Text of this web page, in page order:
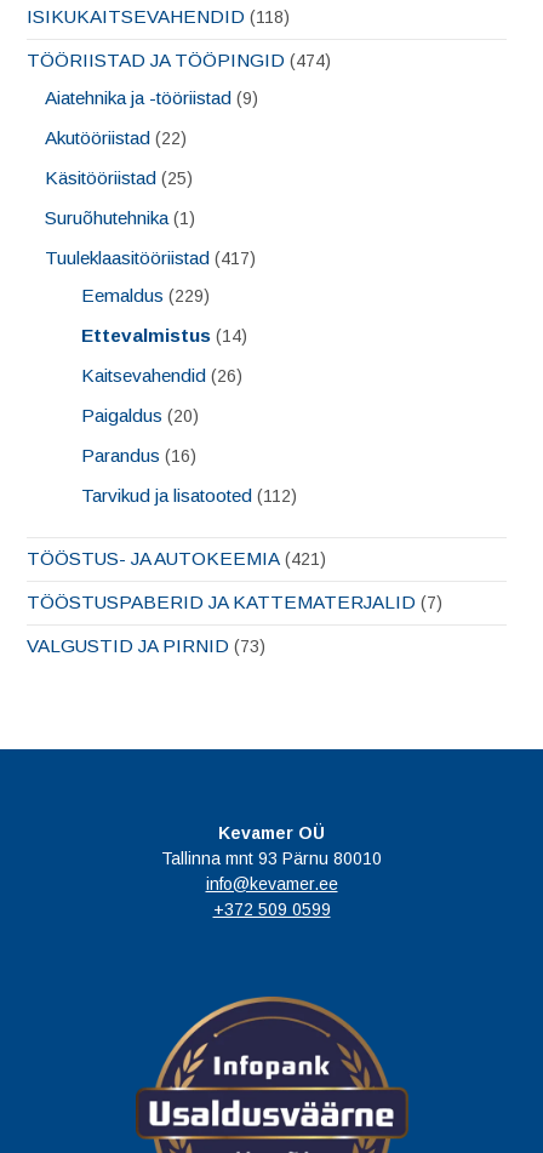
ISIKUKAITSEVAHENDID (118)
TÖÖRIISTAD JA TÖÖPINGID (474)
Aiatehnika ja -tööriistad (9)
Akutööriistad (22)
Käsitööriistad (25)
Suruõhutehnika (1)
Tuuleklaasitööriistad (417)
Eemaldus (229)
Ettevalmistus (14)
Kaitsevahendid (26)
Paigaldus (20)
Parandus (16)
Tarvikud ja lisatooted (112)
TÖÖSTUS- JA AUTOKEEMIA (421)
TÖÖSTUSPABERID JA KATTEMATERJALID (7)
VALGUSTID JA PIRNID (73)
Kevamer OÜ
Tallinna mnt 93 Pärnu 80010
info@kevamer.ee
+372 509 0599